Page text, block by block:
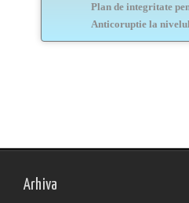
Plan de integritate
Anticoruptie la
Arhiva